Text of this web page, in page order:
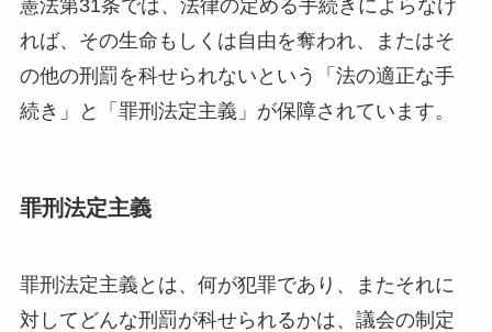
憲法第31条では、法律の定める手続きによらなけ
れば、その生命もしくは自由を奪われ、またはそ
の他の刑罰を科せられないという「法の適正な手
続き」と「罪刑法定主義」が保障されています。
罪刑法定主義
罪刑法定主義とは、何が犯罪であり、またそれに
対してどんな刑罰が科せられるかは、議会の制定